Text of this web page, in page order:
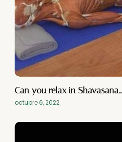
Can you relax in Shavasana…
octubre 6, 2022